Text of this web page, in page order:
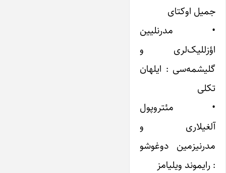
جمیل اوکتای
• مدرنلیین
اؤزللیک‌لری و
گلیشمه‌سی : ایلهان‌
تکلی
• مئتروپول
آلغیلاری و
مدرنیزمین دوغوشو
: رایموند ویلیامز